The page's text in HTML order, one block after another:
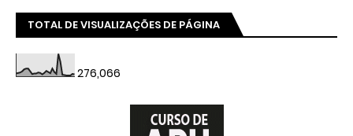
TOTAL DE VISUALIZAÇÕES DE PÁGINA
276,066